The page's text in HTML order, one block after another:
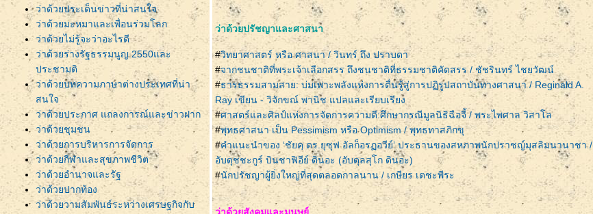
ว่าด้วยประเด็นข่าวที่น่าสนใจ
ว่าด้วยมะหมาและเพื่อนร่วมโลก
ว่าด้วยไม่รู้จะว่าอะไรดี
ว่าด้วยร่างรัฐธรรมนูญ 2550และ
ประชามติ
ว่าด้วยบทความภาษาต่างประเทศที่น่า
สนใจ
ว่าด้วยประกาศ แถลงการณ์และข่าวฝาก
ว่าด้วยชุมชน
ว่าด้วยการบริหารการจัดการ
ว่าด้วยกีฬาและสุขภาพชีวิต
ว่าด้วยอำนาจและรัฐ
ว่าด้วยปากท้อง
ว่าด้วยวามสัมพันธ์ระหว่างเศรษฐกิจกับ
ว่าด้วยปรัชญาและศาสนา
#วิทยาศาสตร์ หรือ ศาสนา / วินทร์ ถึง ปราบดา
#จากชนชาติที่พระเจ้าเลือกสรร ถึงชนชาติที่ธรรมชาติคัดสรร / ชัชรินทร์ ไชยวัฒน์
#ธารธรรมสามสาย: บ่มเพาะพลังแห่งการตื่นรู้สู่การปฏิรูปสถาบันทางศาสนา / Reginald A.
Ray เขียน - วิจักขณ์ พานิช แปลและเรียบเรียง
#ศาสตร์และศิลป์แห่งการจัดการความดี:ศึกษากรณีมูลนิธิฉือจี้ / พระไพศาล วิสาโล
#พุทธศาสนา เป็น Pessimism หรือ Optimism / พุทธทาสภิกขุ
#คำแนะนำของ ‘ชัยคฺ ดร.ยุซุฟ อัลก็อรฏอวีย์’ ประธานของสหภาพนักปราชญ์มุสลิมนานาชา /
อับดุชชะกูร์ บินชาฟิอีย์ ดินอะ (อับดุลสุโก ดินอะ)
#นักปรัชญาผู้ยิ่งใหญ่ที่สุดตลอดกาลนาน / เกษียร เตชะพีระ